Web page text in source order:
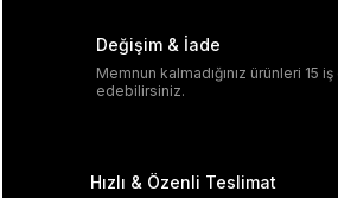
Değişim & İade
Memnun kalmadığınız ürünleri 15
edebilirsiniz.
Hızlı & Özenli Teslimat